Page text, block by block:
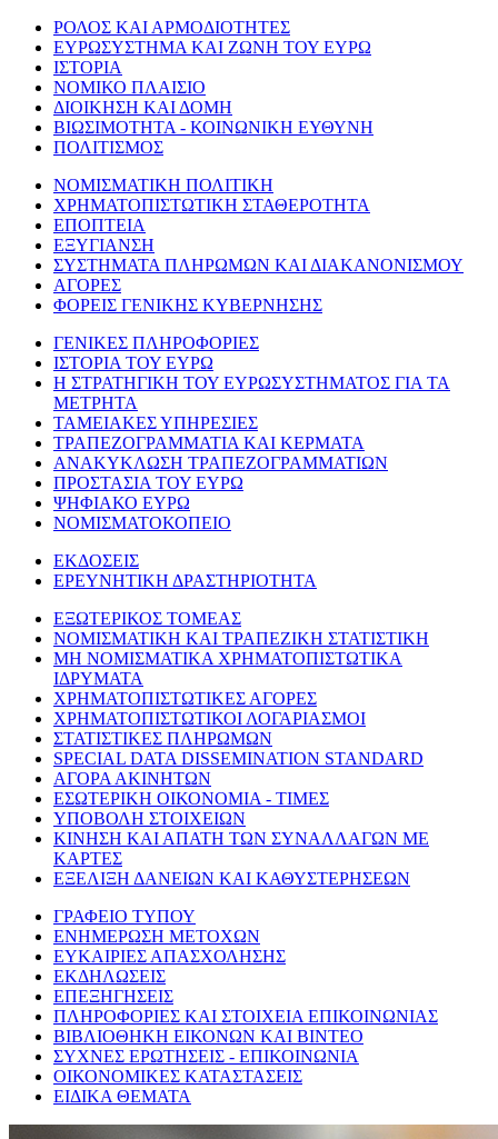
ΡΟΛΟΣ ΚΑΙ ΑΡΜΟΔΙΟΤΗΤΕΣ
ΕΥΡΩΣΥΣΤΗΜΑ ΚΑΙ ΖΩΝΗ ΤΟΥ ΕΥΡΩ
ΙΣΤΟΡΙΑ
ΝΟΜΙΚΟ ΠΛΑΙΣΙΟ
ΔΙΟΙΚΗΣΗ ΚΑΙ ΔΟΜΗ
ΒΙΩΣΙΜΟΤΗΤΑ - ΚΟΙΝΩΝΙΚΗ ΕΥΘΥΝΗ
ΠΟΛΙΤΙΣΜΟΣ
ΝΟΜΙΣΜΑΤΙΚΗ ΠΟΛΙΤΙΚΗ
ΧΡΗΜΑΤΟΠΙΣΤΩΤΙΚΗ ΣΤΑΘΕΡΟΤΗΤΑ
ΕΠΟΠΤΕΙΑ
ΕΞΥΓΙΑΝΣΗ
ΣΥΣΤΗΜΑΤΑ ΠΛΗΡΩΜΩΝ ΚΑΙ ΔΙΑΚΑΝΟΝΙΣΜΟΥ
ΑΓΟΡΕΣ
ΦΟΡΕΙΣ ΓΕΝΙΚΗΣ ΚΥΒΕΡΝΗΣΗΣ
ΓΕΝΙΚΕΣ ΠΛΗΡΟΦΟΡΙΕΣ
ΙΣΤΟΡΙΑ ΤΟΥ ΕΥΡΩ
Η ΣΤΡΑΤΗΓΙΚΗ ΤΟΥ ΕΥΡΩΣΥΣΤΗΜΑΤΟΣ ΓΙΑ ΤΑ
ΜΕΤΡΗΤΑ
ΤΑΜΕΙΑΚΕΣ ΥΠΗΡΕΣΙΕΣ
ΤΡΑΠΕΖΟΓΡΑΜΜΑΤΙΑ ΚΑΙ ΚΕΡΜΑΤΑ
ΑΝΑΚΥΚΛΩΣΗ ΤΡΑΠΕΖΟΓΡΑΜΜΑΤΙΩΝ
ΠΡΟΣΤΑΣΙΑ ΤΟΥ ΕΥΡΩ
ΨΗΦΙΑΚΟ ΕΥΡΩ
ΝΟΜΙΣΜΑΤΟΚΟΠΕΙΟ
ΕΚΔΟΣΕΙΣ
ΕΡΕΥΝΗΤΙΚΗ ΔΡΑΣΤΗΡΙΟΤΗΤΑ
ΕΞΩΤΕΡΙΚΟΣ ΤΟΜΕΑΣ
ΝΟΜΙΣΜΑΤΙΚΗ ΚΑΙ ΤΡΑΠΕΖΙΚΗ ΣΤΑΤΙΣΤΙΚΗ
ΜΗ ΝΟΜΙΣΜΑΤΙΚΑ ΧΡΗΜΑΤΟΠΙΣΤΩΤΙΚΑ
ΙΔΡΥΜΑΤΑ
ΧΡΗΜΑΤΟΠΙΣΤΩΤΙΚΕΣ ΑΓΟΡΕΣ
ΧΡΗΜΑΤΟΠΙΣΤΩΤΙΚΟΙ ΛΟΓΑΡΙΑΣΜΟΙ
ΣΤΑΤΙΣΤΙΚΕΣ ΠΛΗΡΩΜΩΝ
SPECIAL DATA DISSEMINATION STANDARD
ΑΓΟΡΑ ΑΚΙΝΗΤΩΝ
ΕΣΩΤΕΡΙΚΗ ΟΙΚΟΝΟΜΙΑ - ΤΙΜΕΣ
ΥΠΟΒΟΛΗ ΣΤΟΙΧΕΙΩΝ
ΚΙΝΗΣΗ ΚΑΙ ΑΠΑΤΗ ΤΩΝ ΣΥΝΑΛΛΑΓΩΝ ΜΕ
ΚΑΡΤΕΣ
ΕΞΕΛΙΞΗ ΔΑΝΕΙΩΝ ΚΑΙ ΚΑΘΥΣΤΕΡΗΣΕΩΝ
ΓΡΑΦΕΙΟ ΤΥΠΟΥ
ΕΝΗΜΕΡΩΣΗ ΜΕΤΟΧΩΝ
ΕΥΚΑΙΡΙΕΣ ΑΠΑΣΧΟΛΗΣΗΣ
ΕΚΔΗΛΩΣΕΙΣ
ΕΠΕΞΗΓΗΣΕΙΣ
ΠΛΗΡΟΦΟΡΙΕΣ ΚΑΙ ΣΤΟΙΧΕΙΑ ΕΠΙΚΟΙΝΩΝΙΑΣ
ΒΙΒΛΙΟΘΗΚΗ ΕΙΚΟΝΩΝ ΚΑΙ ΒΙΝΤΕΟ
ΣΥΧΝΕΣ ΕΡΩΤΗΣΕΙΣ - ΕΠΙΚΟΙΝΩΝΙΑ
ΟΙΚΟΝΟΜΙΚΕΣ ΚΑΤΑΣΤΑΣΕΙΣ
ΕΙΔΙΚΑ ΘΕΜΑΤΑ